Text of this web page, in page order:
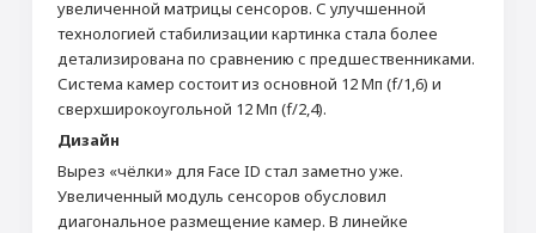
увеличенной матрицы сенсоров. С улучшенной
технологией стабилизации картинка стала более
детализирована по сравнению с предшественниками.
Система камер состоит из основной 12 Мп (f/1,6) и
сверхширокоугольной 12 Мп (f/2,4).
Дизайн
Вырез «чёлки» для Face ID стал заметно уже.
Увеличенный модуль сенсоров обусловил
диагональное размещение камер. В линейке